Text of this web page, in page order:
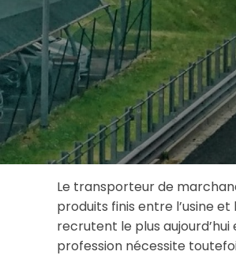
Le transporteur de
produits finis entre l’usine
recrutent le plus aujourd’hui
profession nécessite